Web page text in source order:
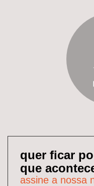
quer ficar
que
assine a nossa